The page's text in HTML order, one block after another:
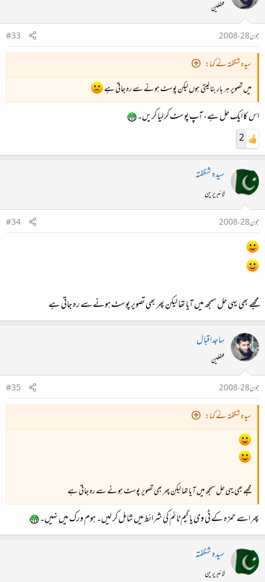
محفلین
جون 28، 2008
#33
سیدہ شگفتہ نے کہا:
میں تصویر ہر بار بنا لیتی ہوں لیکن پوسٹ ہونے سے رہ جاتی ہے
اس کا ایک حل ہے، آپ پوسٹ کر لیا کریں۔
2
سیدہ شگفتہ
لائبریرین
جون 28، 2008
#34
مجھے بھی یہی حل سمجھ میں آیا تھا لیکن پھر بھی تصویر پوسٹ ہونے سے رہ جاتی ہے
ساجداقبال
محفلین
جون 28، 2008
#35
سیدہ شگفتہ نے کہا:
مجھے بھی یہی حل سمجھ میں آیا تھا لیکن پھر بھی تصویر پوسٹ ہونے سے رہ جاتی ہے
پھر اسے حمزہ کے ٹی وی یا گیم ٹائم کی شرائط میں شامل کر لیں۔ ہوم ورک میں نہیں۔
سیدہ شگفتہ
لائبریرین